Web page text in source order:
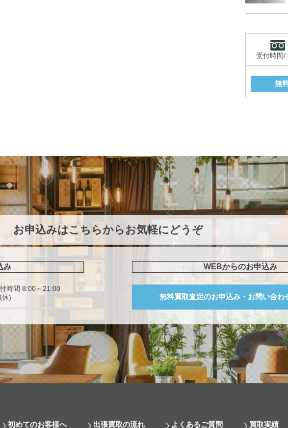
受付時間/
無
お申込みはこちらからお気軽にどうぞ
み
時間 8:00～21:00
休)
WEBからのお申込み
無料買取査定のお申込み・ お問い合わ
初めてのお客様へ 出張買取の流れ よくあるご質問 買取実績